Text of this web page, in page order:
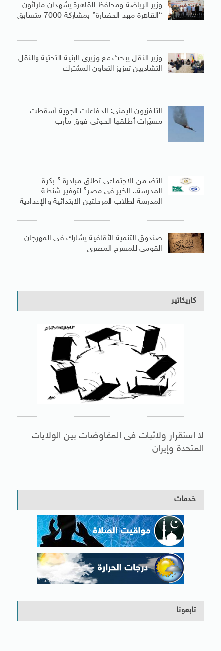
وزير الرياضة ومحافظ القاهرة يشهدان ماراثون
“القاهرة مهد الحضارة” بمشاركة 7000 متسابق
وزير النقل يبحث مع وزيرى البنية التحتية والنقل
التشاديين تعزيز التعاون المشترك
التلفزيون اليمنى: الدفاعات الجوية أسقطت
مسيّرات أطلقها الحوثى فوق مأرب
التضامن الاجتماعى تطلق مبادرة ” بكرة
المدرسة.. الخير فى مصر” لتوفير شنطة
المدرسة لطلاب المرحلتين الابتدائية والإعدادية
صندوق التنمية الثقافية يشارك فى المهرجان
القومى للمسرح المصرى
كاريكاتير
لا استقرار ولاثبات فى المفاوضات بين الولايات
المتحدة وإيران
خدمات
تابعونا